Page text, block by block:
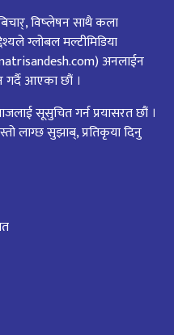
विष्लेषन साथै कला
ग्लोबल मल्टीमिडिया
अनलाईन
गर्दै आएका छौं ।
सूसुचित गर्न प्रयासरत छौं ।
लाग्छ सुझाब्, प्रतिकृया दिनु